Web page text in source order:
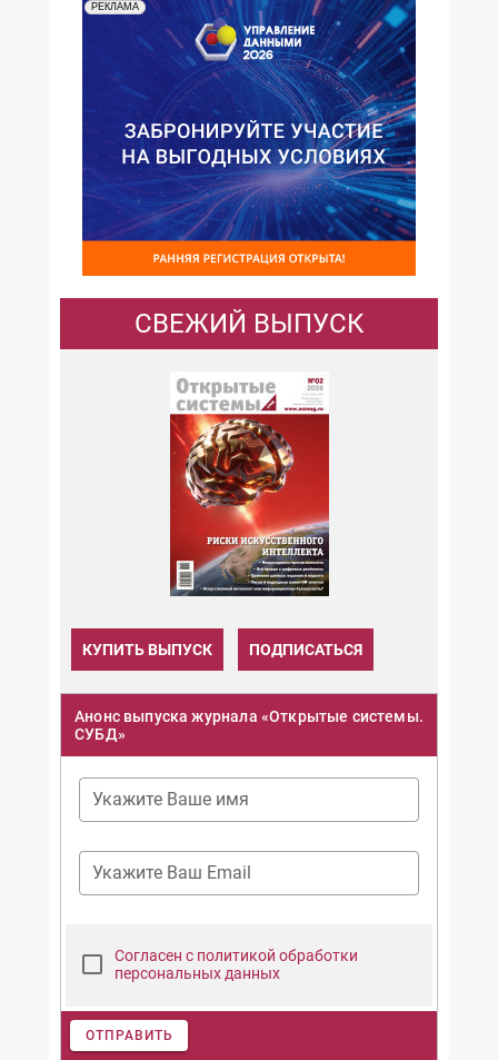
РЕКЛАМА
СВЕЖИЙ ВЫПУСК
КУПИТЬ ВЫПУСК ПОДПИСАТЬСЯ
Анонс выпуска журнала «Открытые системы.
СУБД»
Укажите Ваше имя
Укажите Ваш Email
Согласен с политикой обработки
персональных данных
ОТПРАВИТЬ